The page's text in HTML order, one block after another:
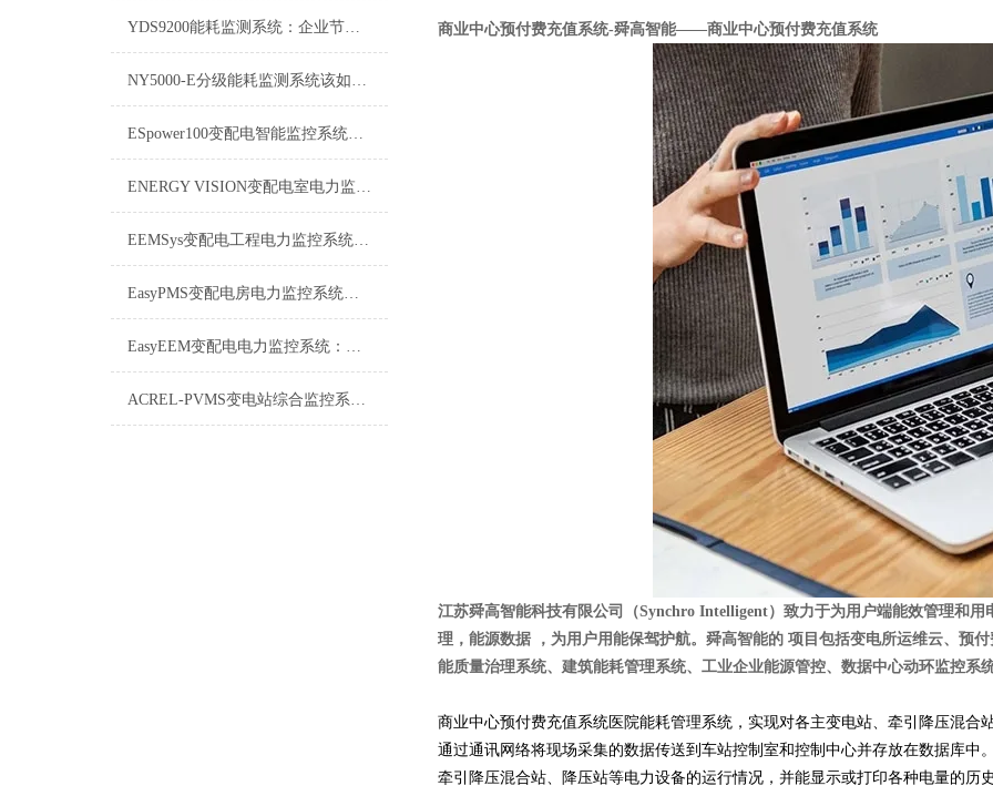
YDS9200能耗监测系统：企业节能增效的智慧之眼
NY5000-E分级能耗监测系统该如何使用？
ESpower100变配电智能监控系统技术参数
ENERGY VISION变配电室电力监控系统维修保养
EEMSys变配电工程电力监控系统：保障电网稳定运行的智能中枢
EasyPMS变配电房电力监控系统：守护电网“心脏”的智能卫士
EasyEEM变配电电力监控系统：智能电网的“神经中枢”
ACREL-PVMS变电站综合监控系统详解
商业中心预付费充值系统-舜高智能——商业中心预付费充值系统
江苏舜高智能科技有限公司（Synchro Intelligent）致力于为用户端能效管理和
理，能源数据 ，为用户用能保驾护航。舜高智能的 项目包括变电所运维云、预
能质量治理系统、建筑能耗管理系统、工业企业能源管控、数据中心动环监控系
商业中心预付费充值系统医院能耗管理系统，实现对各主变电站、牵引降压混合
通过通讯网络将现场采集的数据传送到车站控制室和控制中心并存放在数据库中
牵引降压混合站、降压站等电力设备的运行情况，并能显示或打印各种电量的